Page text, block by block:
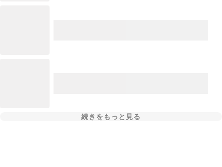
続きをもっと見る